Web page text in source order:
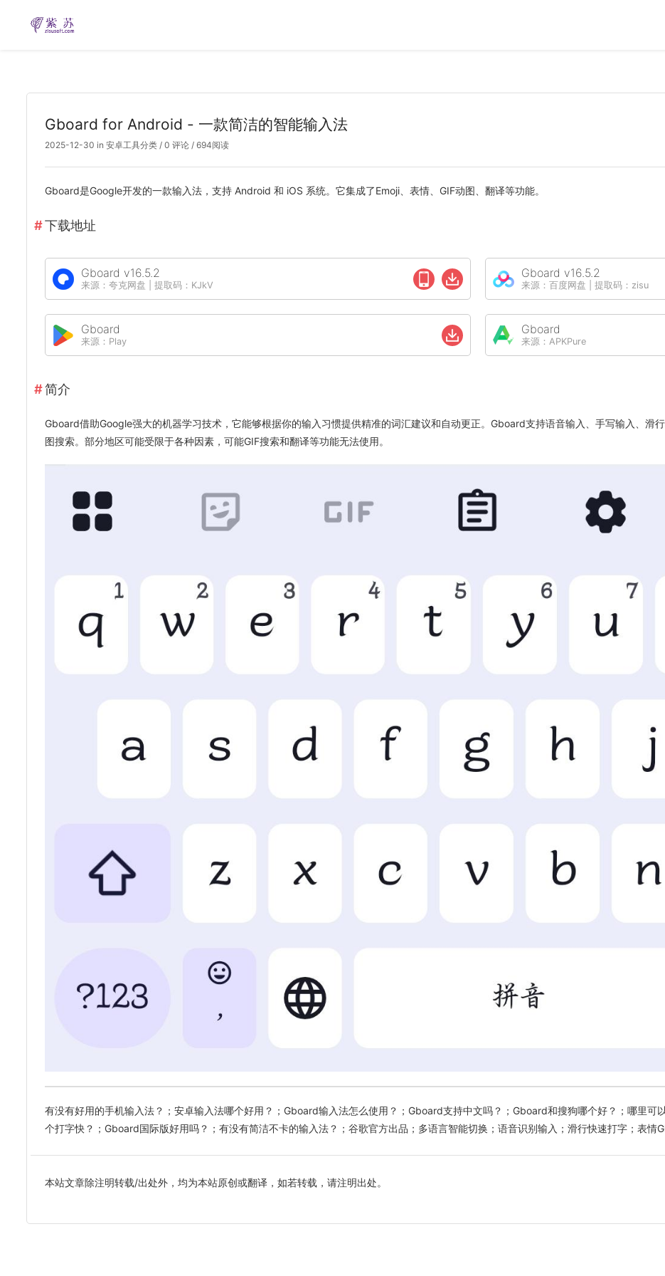
Gboard for Android - 一款简洁的智能输入法
2025-12-30 in 安卓工具分类 / 0 评论 / 694阅读
Gboard是Google开发的一款输入法，支持 Android 和 iOS 系统。它集成了Emoji、表情、GIF动图、翻译等功能。
下载地址
Gboard v16.5.2
来源：夸克网盘 | 提取码：KJkV
Gboard v16.5.2
来源：百度网盘 | 提取码：zisu
Gboard
来源：Play
Gboard
来源：APKPure
简介
Gboard借助Google强大的机器学习技术，它能够根据你的输入习惯提供精准的词汇建议和自动更正。Gboard支持语音输入、手写输入、滑
图搜索。部分地区可能受限于各种因素，可能GIF搜索和翻译等功能无法使用。
有没有好用的手机输入法？；安卓输入法哪个好用？；Gboard输入法怎么使用？；Gboard支持中文吗？；Gboard和搜狗哪个好？；哪里
个打字快？；Gboard国际版好用吗？；有没有简洁不卡的输入法？；谷歌官方出品；多语言智能切换；语音识别输入；滑行快速打字；表情
本站文章除注明转载/出处外，均为本站原创或翻译，如若转载，请注明出处。